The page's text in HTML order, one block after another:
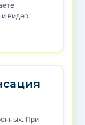
видео
При